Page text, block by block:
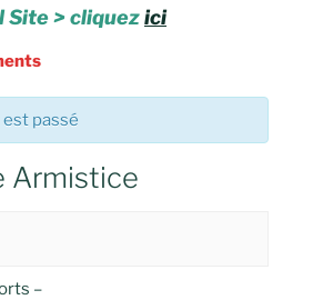
Site > cliquezici
passé
Armistice
–